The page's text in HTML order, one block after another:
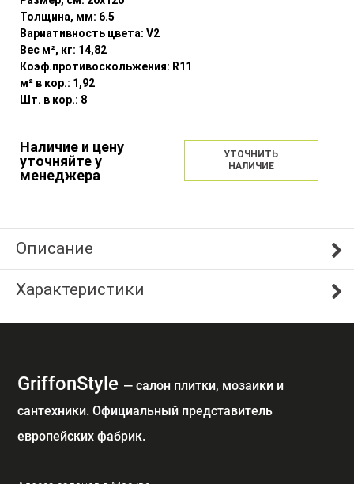
Толщина, мм: 6.5
Вариативность цвета: V2
Вес м², кг: 14,82
Коэф.противоскольжения: R11
м² в кор.: 1,92
Шт. в кор.: 8
Наличие и цену
уточняйте у
менеджера
УТОЧНИТЬ
НАЛИЧИЕ
Описание
Характеристики
GriffonStyle — cалон плитки, мозаики и
сантехники. Официальный представитель
европейских фабрик.